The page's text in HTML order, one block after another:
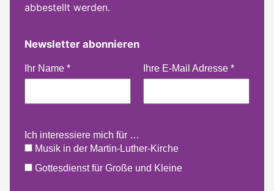
abbestellt werden.
Newsletter abonnieren
Ihr Name * Ihre E-Mail Adresse *
Ich interessiere mich für …
Musik in der Martin-Luther-Kirche
Gottesdienst für Große und Kleine